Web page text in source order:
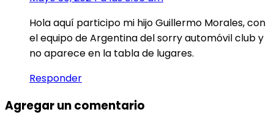
Hola aquí participo mi hijo Guillermo Morales, con
el equipo de Argentina del sorry automóvil club y
no aparece en la tabla de lugares.
Responder
Agregar un comentario